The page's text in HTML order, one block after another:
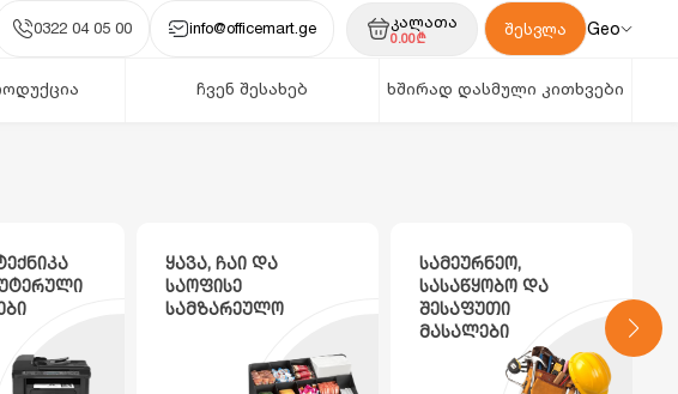
0322 04 05 00 info@officemart.ge კალათა
0.00₾ შესვლა Geo
ჩვენ შესახებ ხშირად დასმული კითხვები
ყავა, ჩაი და
საოფისე
სამზარეულო
სამეურნეო,
სასაწყობო და
შესაფუთი
მასალები